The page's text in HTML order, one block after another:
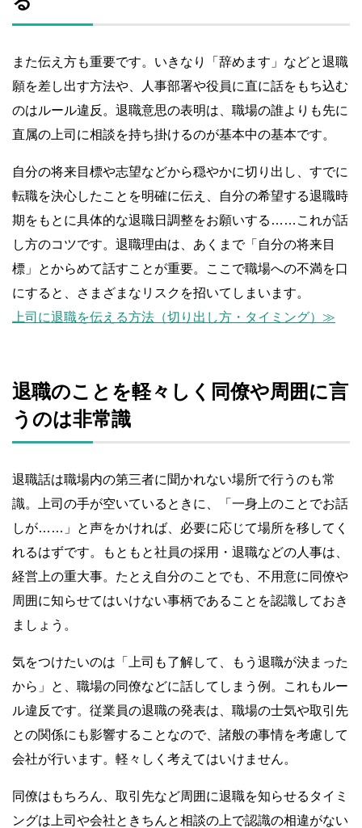
また伝え方も重要です。いきなり「辞めます」などと退職
願を差し出す方法や、人事部署や役員に直に話をもち込む
のはルール違反。退職意思の表明は、職場の誰よりも先に
直属の上司に相談を持ち掛けるのが基本中の基本です。
自分の将来目標や志望などから穏やかに切り出し、すでに
転職を決心したことを明確に伝え、自分の希望する退職時
期をもとに具体的な退職日調整をお願いする……これが話
し方のコツです。退職理由は、あくまで「自分の将来目
標」とからめて話すことが重要。ここで職場への不満を口
にすると、さまざまなリスクを招いてしまいます。
上司に退職を伝える方法（切り出し方・タイミング）≫
退職のことを軽々しく同僚や周囲に言
うのは非常識
退職話は職場内の第三者に聞かれない場所で行うのも常
識。上司の手が空いているときに、「一身上のことでお話
しが……」と声をかければ、必要に応じて場所を移してく
れるはずです。もともと社員の採用・退職などの人事は、
経営上の重大事。たとえ自分のことでも、不用意に同僚や
周囲に知らせてはいけない事柄であることを認識しておき
ましょう。
気をつけたいのは「上司も了解して、もう退職が決まった
から」と、職場の同僚などに話してしまう例。これもルー
ル違反です。従業員の退職の発表は、職場の士気や取引先
との関係にも影響することなので、諸般の事情を考慮して
会社が行います。軽々しく考えてはいけません。
同僚はもちろん、取引先など周囲に退職を知らせるタイミ
ングは上司や会社ときちんと相談の上で認識の相違がない